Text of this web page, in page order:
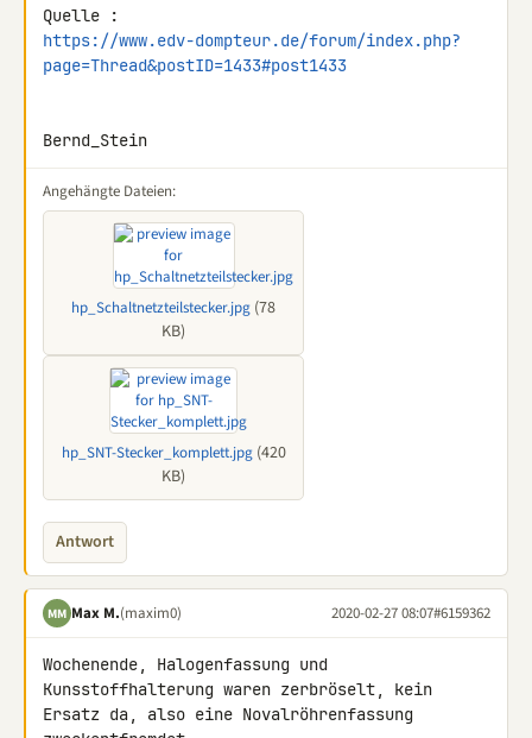
https://www.edv-dompteur.de/forum/index.php?
page=Thread&postID=1433#post1433
Bernd_Stein
Angehängte Dateien:
hp_Schaltnetzteilstecker.jpg (78
KB)
hp_SNT-Stecker_komplett.jpg(420
KB)
Antwort
MM Max M.(maxim0) 2020-02-27 08:07#6159362
Wochenende, Halogenfassung und
Kunsstoffhalterung waren zerbröselt, kein
Ersatz da, also eine Novalröhrenfassung